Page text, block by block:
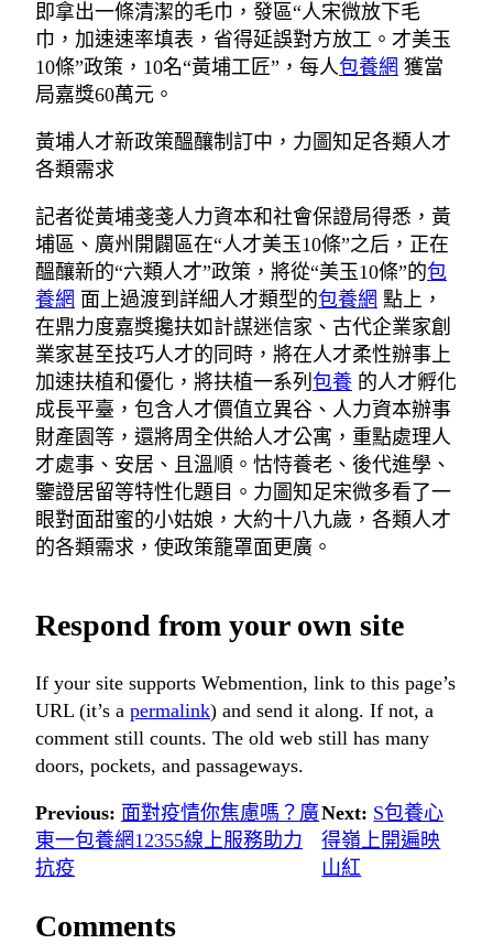
即拿出一條清潔的毛巾，發區“人宋微放下毛
巾，加速速率填表，省得延誤對方放工。才美玉
10條”政策，10名“黃埔工匠”，每人包養網 獲當
局嘉獎60萬元。
黃埔人才新政策醞釀制訂中，力圖知足各類人才
各類需求
記者從黃埔戔戔人力資本和社會保證局得悉，黃
埔區、廣州開闢區在“人才美玉10條”之后，正在
醞釀新的“六類人才”政策，將從“美玉10條”的包
養網 面上過渡到詳細人才類型的包養網 點上，
在鼎力度嘉獎攙扶如計謀迷信家、古代企業家創
業家甚至技巧人才的同時，將在人才柔性辦事上
加速扶植和優化，將扶植一系列 包養 的人才孵化
成長平臺，包含人才價值立異谷、人力資本辦事
財產園等，還將周全供給人才公寓，重點處理人
才處事、安居、且溫順。怙恃養老、後代進學、
鑒證居留等特性化題目。力圖知足宋微多看了一
眼對面甜蜜的小姑娘，大約十八九歲，各類人才
的各類需求，使政策籠罩面更廣。
Respond from your own site
If your site supports Webmention, link to this page’s
URL (it’s a permalink) and send it along. If not, a
comment still counts. The old web still has many
doors, pockets, and passageways.
Previous: 面對疫情你焦慮嗎？廣
東一包養網12355線上服務助力
抗疫
Next: S包養心
得嶺上開遍映
山紅
Comments